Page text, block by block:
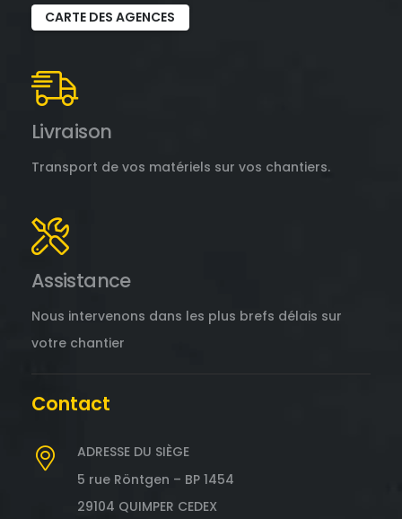
CARTE DES AGENCES
Livraison
Transport de vos matériels sur vos chantiers.
Assistance
Nous intervenons dans les plus brefs délais sur
votre chantier
Contact
ADRESSE DU SIÈGE
5 rue Röntgen – BP 1454
29104 QUIMPER CEDEX